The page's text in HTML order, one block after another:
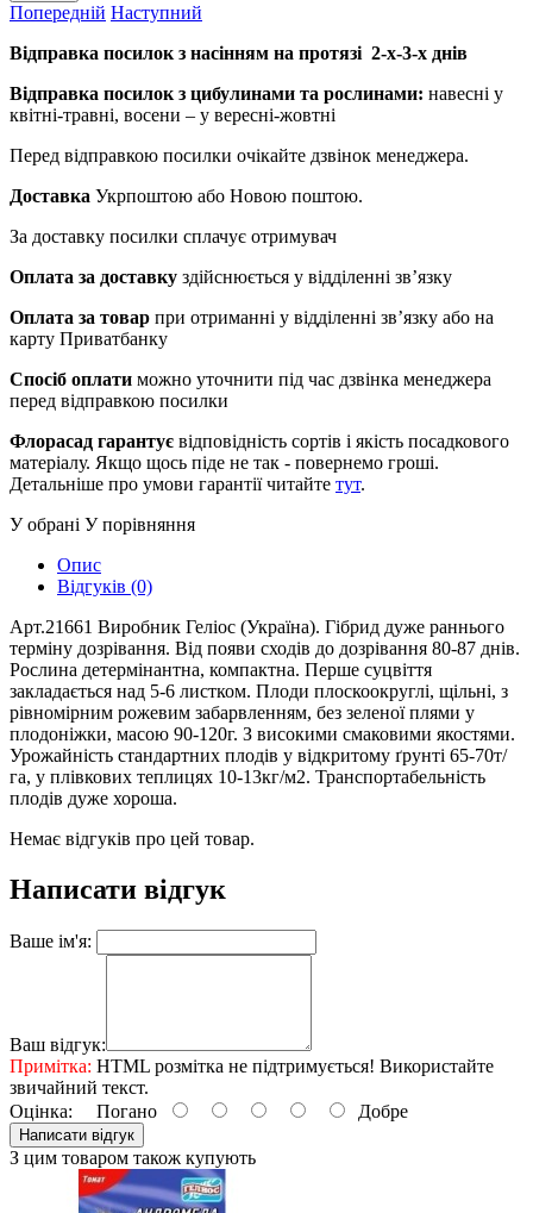
Попередній Наступний
Відправка посилок з насінням на протязі 2-х-3-х днів
Відправка посилок з цибулинами та рослинами: навесні у
квітні-травні, восени – у вересні-жовтні
Перед відправкою посилки очікайте дзвінок менеджера.
Доставка Укрпоштою або Новою поштою.
За доставку посилки сплачує отримувач
Оплата за доставку здійснюється у відділенні зв’язку
Оплата за товар при отриманні у відділенні зв’язку або на
карту Приватбанку
Спосіб оплати можно уточнити під час дзвінка менеджера
перед відправкою посилки
Флорасад гарантує відповідність сортів і якість посадкового
матеріалу. Якщо щось піде не так - повернемо гроші.
Детальніше про умови гарантії читайте тут.
У обрані У порівняння
Опис
Відгуків (0)
Арт.21661 Виробник Геліос (Україна). Гібрид дуже раннього
терміну дозрівання. Від появи сходів до дозрівання 80-87 днів.
Рослина детермінантна, компактна. Перше суцвіття
закладається над 5-6 листком. Плоди плоскоокруглі, щільні, з
рівномірним рожевим забарвленням, без зеленої плями у
плодоніжки, масою 90-120г. З високими смаковими якостями.
Урожайність стандартних плодів у відкритому ґрунті 65-70т/
га, у плівкових теплицях 10-13кг/м2. Транспортабельність
плодів дуже хороша.
Немає відгуків про цей товар.
Написати відгук
Ваше ім'я:
Ваш відгук:
Примітка: HTML розмітка не підтримується! Використайте
звичайний текст.
Оцінка: Погано Добре
Написати відгук
З цим товаром також купують